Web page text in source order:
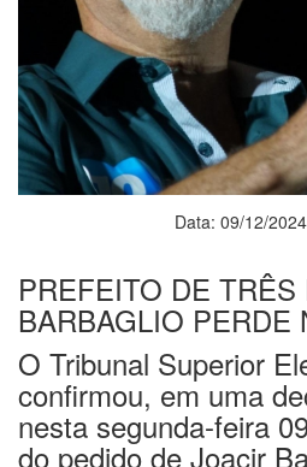
Data: 09/12/
PREFEITO DE TRÊS
BARBAGLIO PERDE
O Tribunal Superior
confirmou, em uma
nesta segunda-feira
do pedido de Joacir